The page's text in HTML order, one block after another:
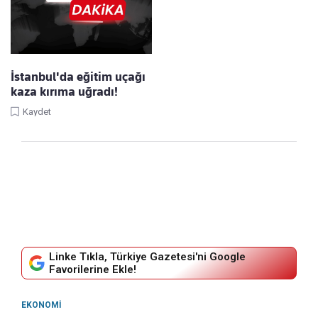
İstanbul'da eğitim uçağı
kaza kırıma uğradı!
Kaydet
Linke Tıkla, Türkiye Gazetesi'ni Google
Favorilerine Ekle!
EKONOMI